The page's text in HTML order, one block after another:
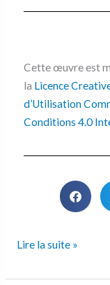
Cette œuvre est
la Licence
d’Utilisation
Conditions 4.0
Lire la suite »